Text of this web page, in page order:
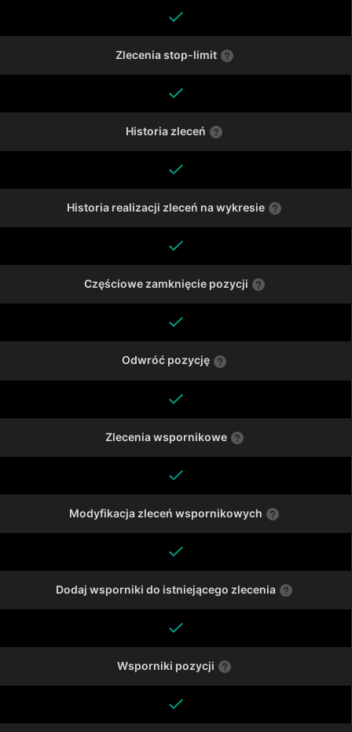
Zlecenia stop-limit
Historia zleceń
Historia realizacji zleceń na wykresie
Częściowe zamknięcie pozycji
Odwróć pozycję
Zlecenia wspornikowe
Modyfikacja zleceń wspornikowych
Dodaj wsporniki do istniejącego zlecenia
Wsporniki pozycji